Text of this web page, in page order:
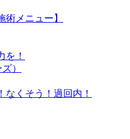
メニュー】
を！
）
なくそう！過回内！